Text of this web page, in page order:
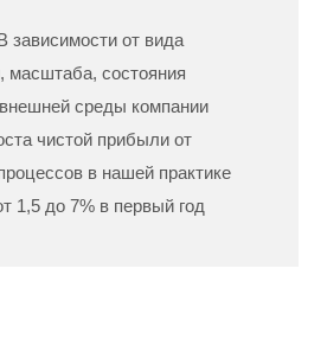
зависимости от вида
масштаба, состояния
среды компании
чистой прибыли от
в нашей практике
1,5 до 7% в первый год